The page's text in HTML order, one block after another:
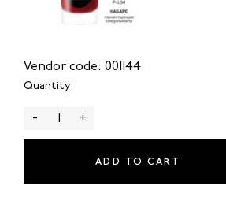
Vendor code: 001144
Quantity
- +
ADD TO CART